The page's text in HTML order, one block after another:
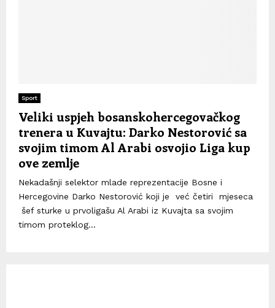
Sport
Veliki uspjeh bosanskohercegovačkog
trenera u Kuvajtu: Darko Nestorović sa
svojim timom Al Arabi osvojio Liga kup
ove zemlje
Nekadašnji selektor mlade reprezentacije Bosne i
Hercegovine Darko Nestorović koji je već četiri mjeseca
šef sturke u prvoligašu Al Arabi iz Kuvajta sa svojim
timom proteklog...